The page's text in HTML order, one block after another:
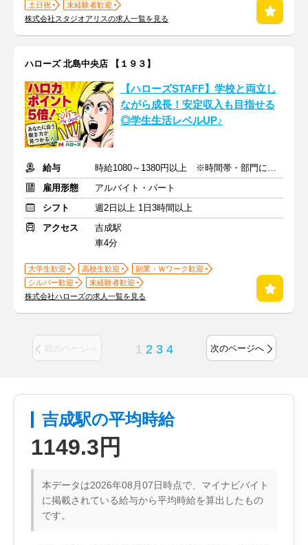
土日祝
未経験者歓迎
株式会社スタジオアリスの求人一覧を見る
ハローズ 北島中央店 【１９３】
【ハローズSTAFF】学校と両立し
ながら成長！安定収入も目指せる
◎学生生活レベルUP♪
給与
時給1080～1380円以上 ※時間帯・部門による※交通費支給
雇用形態
アルバイト・パート
シフト
週2日以上 1日3時間以上
アクセス
吉成駅
車4分
大学生歓迎 高校生歓迎
副業・Ｗワーク歓迎
シルバー歓迎
未経験者歓迎
株式会社ハローズの求人一覧を見る
前のページへ 1 2 3 4 次のページへ
吉成駅の平均時給
1149.3円
本データは2026年08月07日時点で、マイナビバイト
に掲載されている給与から平均時給を算出したもの
です。